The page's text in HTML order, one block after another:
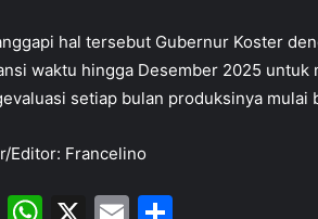
hal tersebut Gubernur Koster
waktu hingga Desember 2025 untuk
setiap bulan produksinya mulai
Editor: Francelino